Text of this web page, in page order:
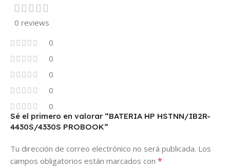
0 reviews
0
0
0
0
0
Sé el primero en valorar “BATERIA HP HSTNN/IB2R-
4430S/4330S PROBOOK”
Tu dirección de correo electrónico no será publicada. Los
campos obligatorios están marcados con *